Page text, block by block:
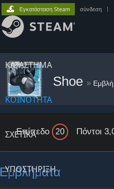
ΚΑΤΑΣΤΗΜΑ
ΚΟΙΝΟΤΗΤΑ
ΣΧΕΤΙΚΆ
ΥΠΟΣΤΗΡΙΞΗ
Εγκατάσταση Steam σύνδεση
Shoe »
Επίπεδο 20 Πόντοι
Εμβλήματα